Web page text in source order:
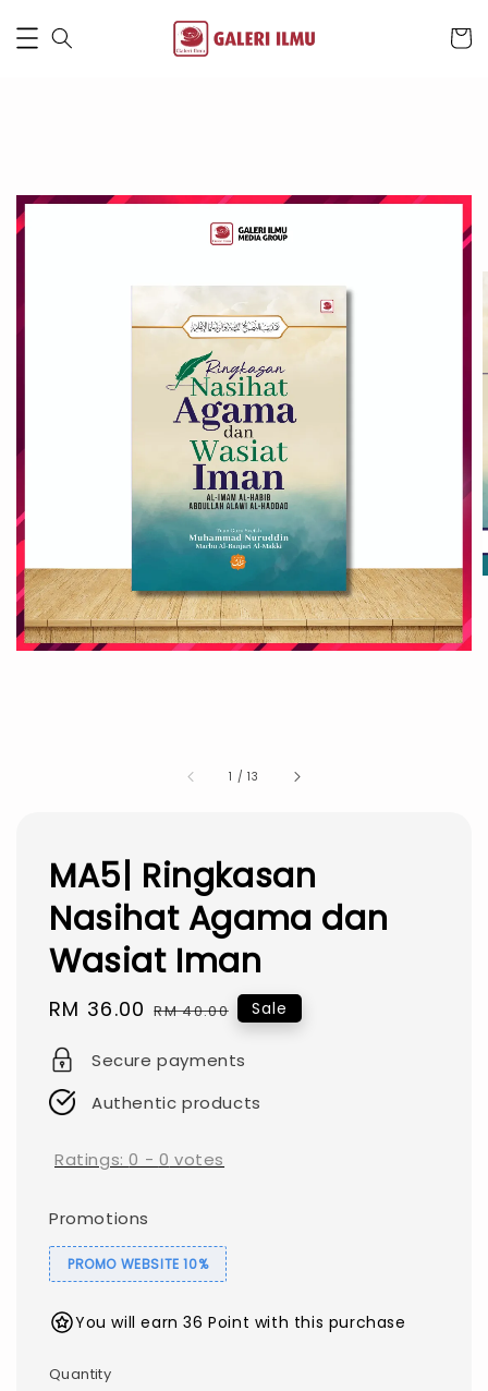
1 /13
MA5| Ringkasan
Nasihat Agama dan
Wasiat Iman
Sale
RM 36.00 Regular
RM 40.00 Sale
Secure payments
Authentic products
Ratings:0 - 0 votes
Promotions
PROMO WEBSITE 10%
You will earn 36 Point with this purchase
Quantity